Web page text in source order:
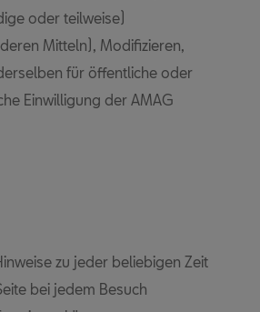
oder teilweise)
Mitteln), Modifizieren,
für öffentliche oder
Einwilligung der AMAG
zu jeder beliebigen Zeit
bei jedem Besuch